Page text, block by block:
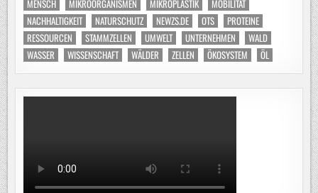
MENSCH
MIKROORGANISMEN MIKROPLASTIK
MOBILITÄT
NACHHALTIGKEIT
NATURSCHUTZ NEWZS.DE OTS
PROTEINE
RESSOURCEN
STAMMZELLEN UMWELT UNTERNEHMEN
WALD
WASSER
WISSENSCHAFT WÄLDER ZELLEN ÖKOSYSTEM ÖL